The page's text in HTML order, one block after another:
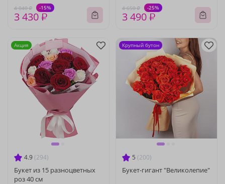
4 040 ₽ -15%
3 430 ₽
4 650 ₽ -25%
3 490 ₽
4.9 (294)
Букет из 15 разноцветных
роз 40 см
Акция
5 (200)
Букет-гигант "Великолепие"
Крупный бутон